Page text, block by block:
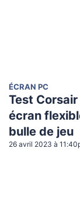
ÉCRAN PC
Test
écran
bulle de jeu
26 avril 2023 à 11:40